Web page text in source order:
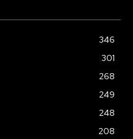
346
301
268
249
248
208